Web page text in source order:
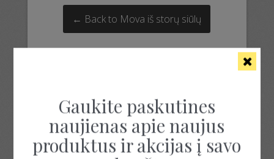
← Back to Mova iš storų siūlų
Gaukite paskutines
naujienas apie naujus
produktus ir akcijas į savo